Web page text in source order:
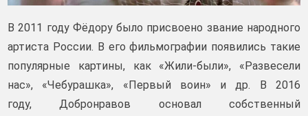
В 2011 году Фёдору было присвоено звание народного
артиста России. В его фильмографии появились такие
популярные картины, как «Жили-были», «Развесели
нас», «Чебурашка», «Первый воин» и др. В 2016
году, Добронравов основал собственный